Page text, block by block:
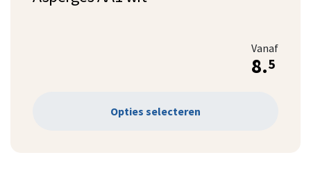
Vanaf
8.5
Opties selecteren